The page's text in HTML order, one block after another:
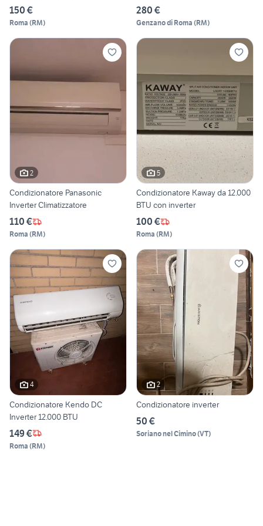
150 €
Roma (RM)
280 €
Genzano di Roma (RM)
2
Condizionatore Panasonic
Inverter Climatizzatore
110 €
Roma (RM)
5
Condizionatore Kaway da 12.000
BTU con inverter
100 €
Roma (RM)
4
Condizionatore Kendo DC
Inverter 12.000 BTU
149 €
Roma (RM)
2
Condizionatore inverter
50 €
Soriano nel Cimino(VT)